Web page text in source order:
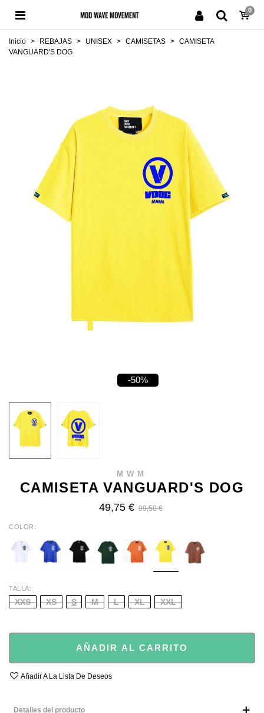
0
Inicio > REBAJAS > UNISEX > CAMISETAS > CAMISETA
VANGUARD'S DOG
-50%
MWM
CAMISETA VANGUARD'S DOG
49,75 € 99,50 €
COLOR
BLUE BLACK ORANGE YELLOW
TALLA
XXS XS S M L XL XXL
AÑADIR AL CARRITO
Añadir A La Lista De Deseos
Detalles del producto